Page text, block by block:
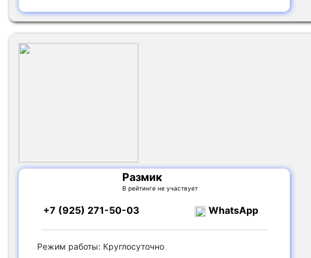
Размик
В рейтинге не участвует
+7 (925) 271-50-03 WhatsApp
Режим работы: Круглосуточно